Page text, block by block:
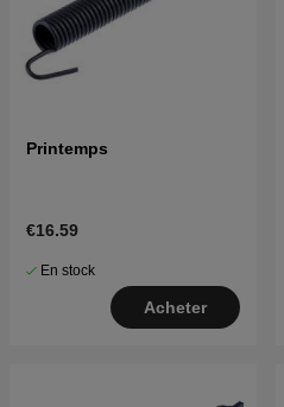
Printemps
€16.59
En stock
Acheter